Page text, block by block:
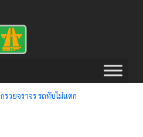
กรวยจราจร รถทับไม่แตก